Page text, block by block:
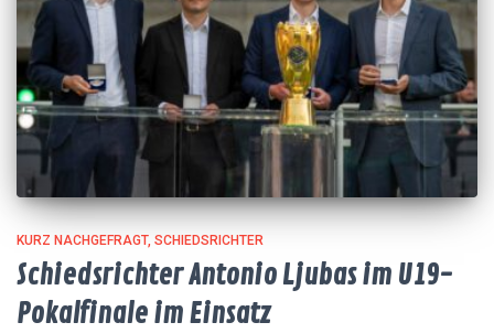
KURZ NACHGEFRAGT SCHIEDSRICHTER
Schiedsrichter Antonio Ljubas im U19-
Pokalfinale im Einsatz